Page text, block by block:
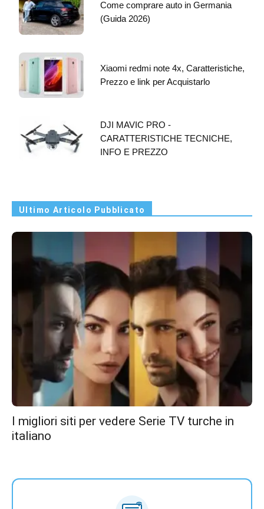
Come comprare auto in Germania
(Guida 2026)
Xiaomi redmi note 4x, Caratteristiche,
Prezzo e link per Acquistarlo
DJI MAVIC PRO -
CARATTERISTICHE TECNICHE,
INFO E PREZZO
Ultimo Articolo Pubblicato
I migliori siti per vedere Serie TV turche in
italiano